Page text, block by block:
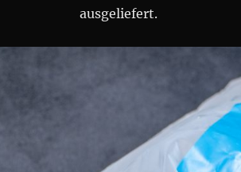
ausgeliefert.